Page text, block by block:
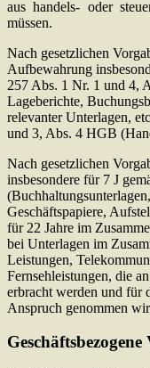
aus handels- oder
müssen.
Nach gesetzlichen
Aufbewahrung
257 Abs. 1 Nr. 1 und 4,
Lageberichte,
relevanter Unterlagen,
und 3, Abs. 4 HGB
Nach gesetzlichen
insbesondere für 7 J
Geschäftspapiere,
für 22 Jahre im
bei Unterlagen im
Leistungen,
Fernsehleistungen, die
erbracht werden und für
Anspruch genommen